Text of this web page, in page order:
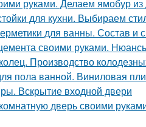
руками. Делаем ямобур
для кухни. Выбираем
для ванны. Состав и
своими руками.
Производство
пола ванной. Виниловая
Вскрытие входной двери
дверь своими